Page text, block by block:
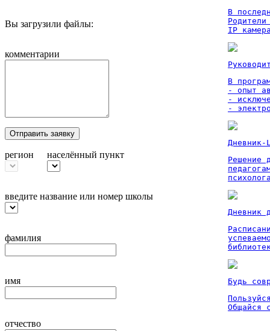
Вы загрузили файлы:
комментарии
Отправить заявку
регион населённый пункт
введите название или номер школы
фамилия
имя
отчество
В
IP
В
- опыт
-
-
Дневник-
Решение
Дневник
Будь
Общайся